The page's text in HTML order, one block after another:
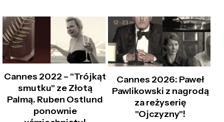
Cannes 2022 – "Trójkąt
smutku" ze Złotą
Palmą. Ruben Ostlund
ponownie
Cannes 2026: Paweł
Pawlikowski z nagrodą
za reżyserię
"Ojczyzny"!